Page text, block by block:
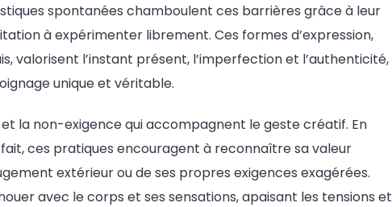
spontanées chamboulent ces barrières grâce à leur
à expérimenter librement. Ces formes d’expression,
valorisent l’instant présent, l’imperfection et l’authenticité,
unique et véritable.
la non-exigence qui accompagnent le geste créatif. En
ces pratiques encouragent à reconnaître sa valeur
extérieur ou de ses propres exigences exagérées.
avec le corps et ses sensations, apaisant les tensions et